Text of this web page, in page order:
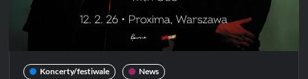
Koncerty/festiwale News